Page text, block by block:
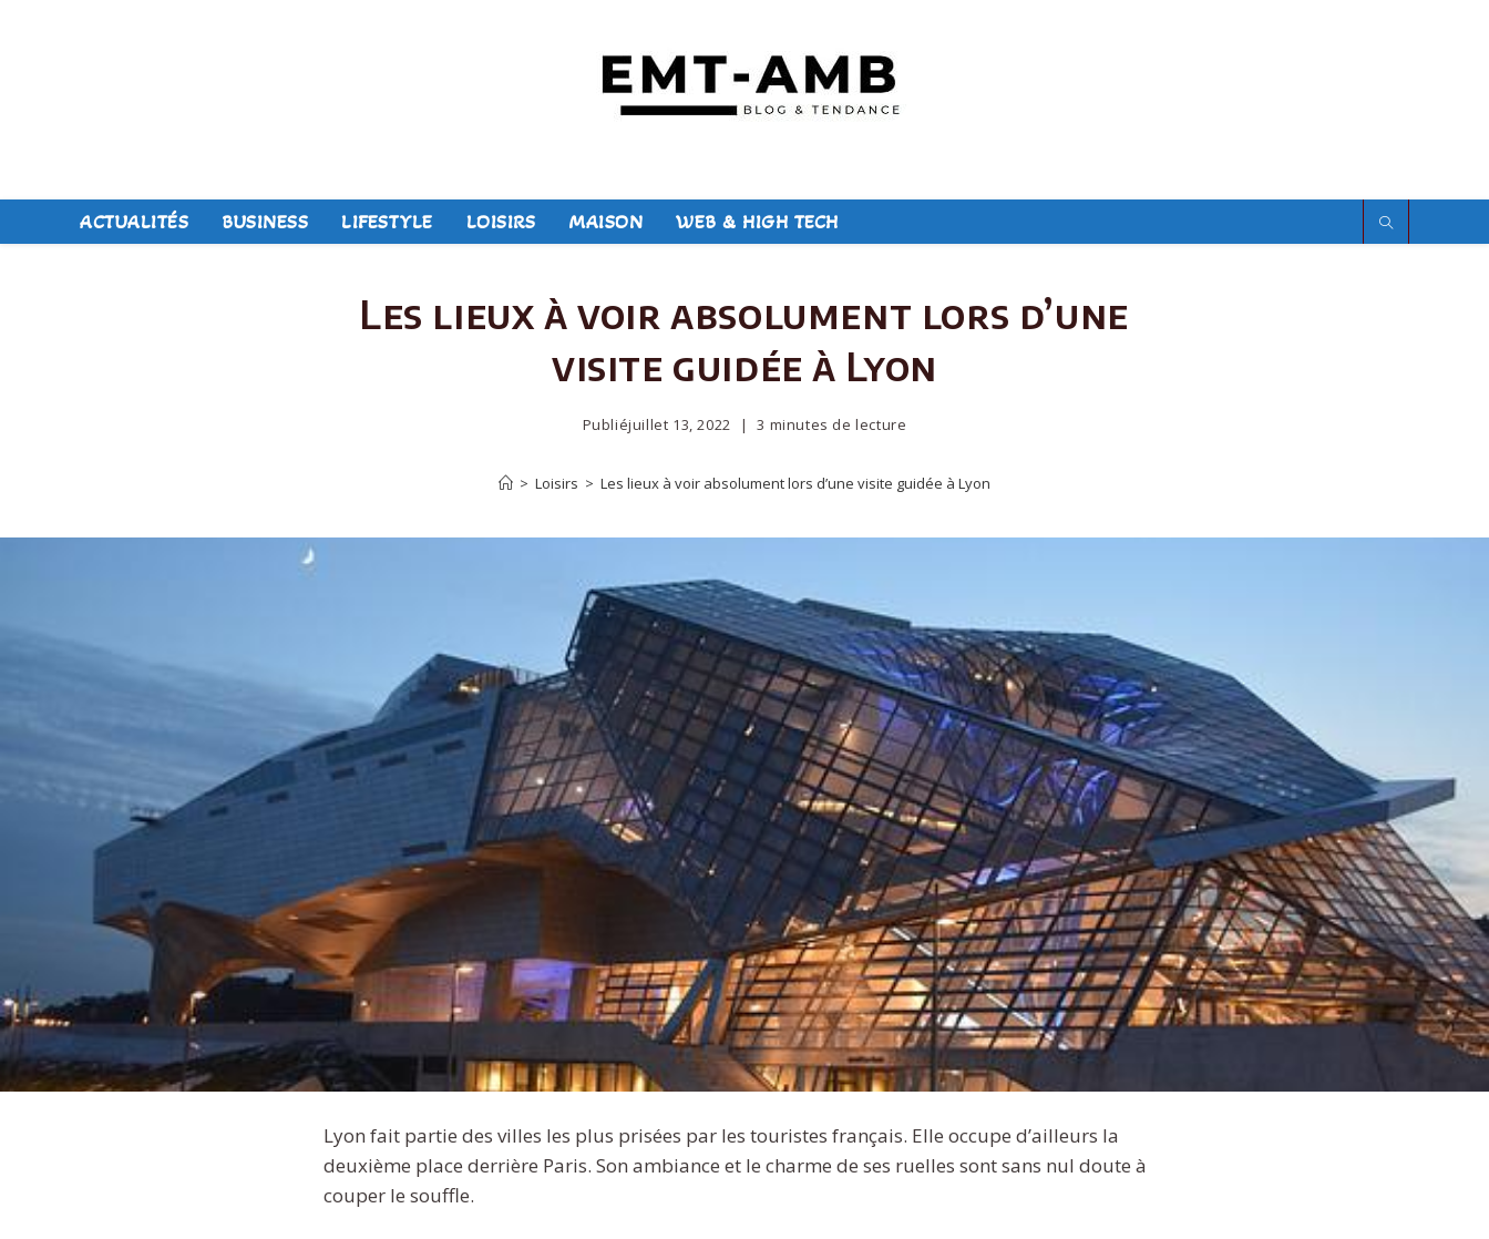
ACTUALITÉS BUSINESS LIFESTYLE LOISIRS MAISON WEB & HIGH TECH
Les lieux à voir absolument lors d’une
visite guidée à Lyon
Publiéjuillet 13, 2022 3 minutes de lecture
> Loisirs > Les lieux à voir absolument lors d’une visite guidée à Lyon
Lyon fait partie des villes les plus prisées par les touristes français. Elle occupe d’ailleurs la
deuxième place derrière Paris. Son ambiance et le charme de ses ruelles sont sans nul doute à
couper le souffle.